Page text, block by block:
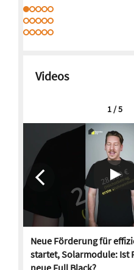
Videos
Neue Förderung für
startet, Solarmodule: Ist
1 / 5